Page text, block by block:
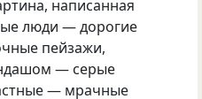
написанная
люди — дорогие
пейзажи,
— серые
— мрачные